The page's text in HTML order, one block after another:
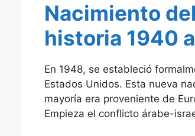
Nacimiento
historia 1940
En 1948, se estableció
Estados Unidos. Esta nueva
mayoría era proveniente de
Empieza el conflicto árabe-